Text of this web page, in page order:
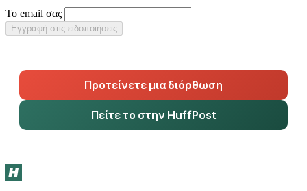
Το email σας
Εγγραφή στις ειδοποιήσεις
Προτείνετε μια διόρθωση
Πείτε το στην HuffPost